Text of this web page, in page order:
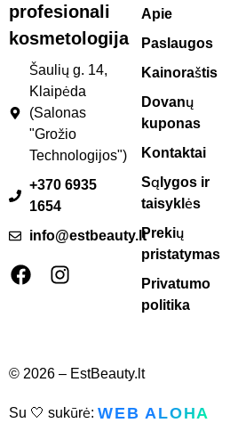
profesionali
kosmetologija
Šaulių g. 14,
Klaipėda
(Salonas
"Grožio
Technologijos")
+370 6935
1654
info@estbeauty.lt
Apie
Paslaugos
Kainoraštis
Dovanų
kuponas
Kontaktai
Sąlygos ir
taisyklės
Prekių
pristatymas
Privatumo
politika
© 2026 – EstBeauty.lt
Su 🤍 sukūrė: WEB ALOHA